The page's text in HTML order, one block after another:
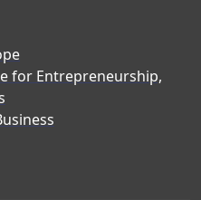
for Entrepreneurship,